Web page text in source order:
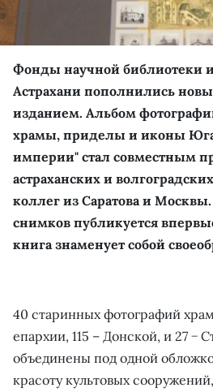
Фонды научной библиотеки
Астрахани пополнились
изданием. Альбом
храмы, приделы и иконы Юга
империи" стал совместным
астраханских и
коллег из Саратова и
снимков публикуется
книга знаменует собой
40 старинных фотографий
епархии, 115 – Донской, и 27 −
объединены под одной
красоту культовых